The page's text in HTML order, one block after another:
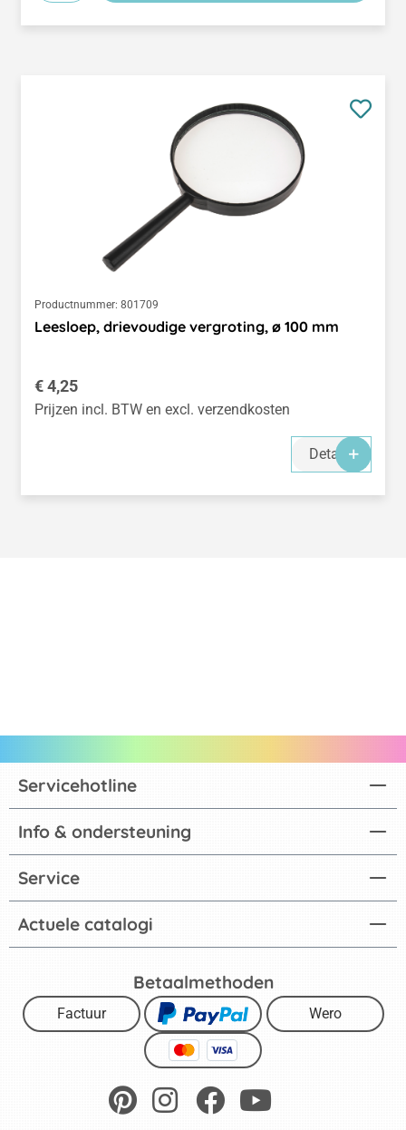
Productnummer: 801709
Leesloep, drievoudige vergroting, ø 100 mm
Normale prijs:
€ 4,25
Prijzen incl. BTW en excl. verzendkosten
Details
Actuele catalogi
Servicehotline
Info & ondersteuning
Service
Betaalmethoden
Factuur Wero